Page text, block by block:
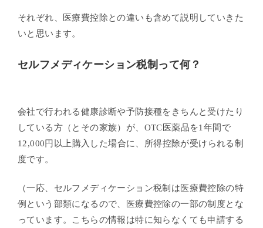
それぞれ、医療費控除との違いも含めて説明していきた
いと思います。
セルフメディケーション税制って何？
会社で行われる健康診断や予防接種をきちんと受けたり
している方（とその家族）が、OTC医薬品を1年間で
12,000円以上購入した場合に、所得控除が受けられる制
度です。
（一応、セルフメディケーション税制は医療費控除の特
例という部類になるので、医療費控除の一部の制度とな
っています。こちらの情報は特に知らなくても申請する